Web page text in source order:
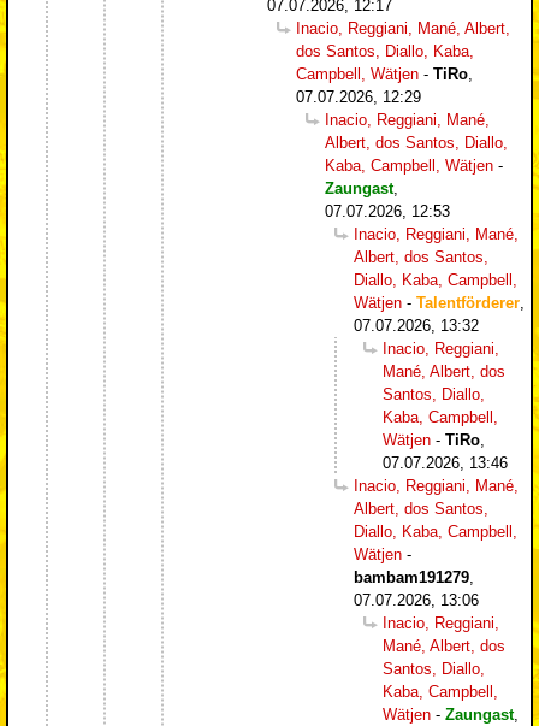
07.07.2026, 12:17
Inacio, Reggiani, Mané, Albert,
dos Santos, Diallo, Kaba,
Campbell, Wätjen - TiRo
07.07.2026, 12:29
Inacio, Reggiani, Mané,
Albert, dos Santos, Diallo,
Kaba, Campbell, Wätjen -
Zaungast,
07.07.2026, 12:53
Inacio, Reggiani, Mané,
Albert, dos Santos,
Diallo, Kaba, Campbell,
Wätjen - Talentförderer
07.07.2026, 13:32
Inacio, Reggiani,
Mané, Albert, dos
Santos, Diallo,
Kaba, Campbell,
Wätjen - TiRo
07.07.2026, 13:46
Inacio, Reggiani, Mané,
Albert, dos Santos,
Diallo, Kaba, Campbell,
Wätjen -
bambam191279
07.07.2026, 13:06
Inacio, Reggiani,
Mané, Albert, dos
Santos, Diallo,
Kaba, Campbell,
Wätjen - Zaungast,